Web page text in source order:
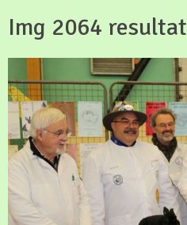
Img 2064 resultat